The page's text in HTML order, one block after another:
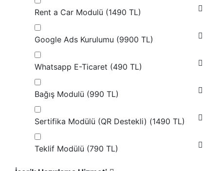
Rent a Car Modulü (1490 TL)
Google Ads Kurulumu (9900 TL)
Whatsapp E-Ticaret (490 TL)
Bağış Modulü (990 TL)
Sertifika Modülü (QR Destekli) (1490 TL)
Teklif Modülü (790 TL)